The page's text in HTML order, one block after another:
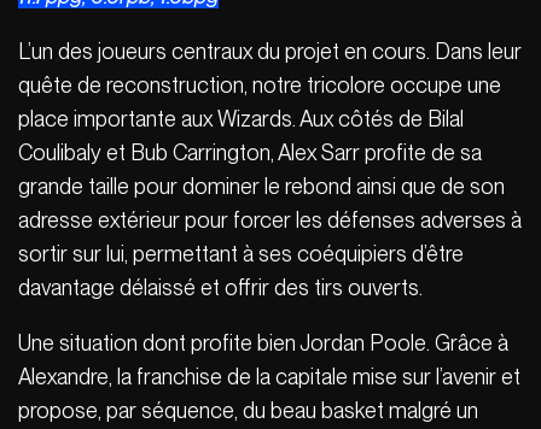
L’un des joueurs centraux du projet en cours. Dans leur
quête de reconstruction, notre tricolore occupe une
place importante aux Wizards. Aux côtés de Bilal
Coulibaly et Bub Carrington, Alex Sarr profite de sa
grande taille pour dominer le rebond ainsi que de son
adresse extérieur pour forcer les défenses adverses à
sortir sur lui, permettant à ses coéquipiers d’être
davantage délaissé et offrir des tirs ouverts.
Une situation dont profite bien Jordan Poole. Grâce à
Alexandre, la franchise de la capitale mise sur l’avenir et
propose, par séquence, du beau basket malgré un